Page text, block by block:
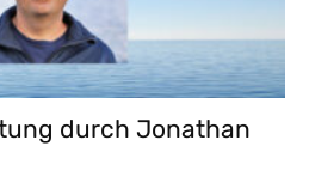
durch Jonathan